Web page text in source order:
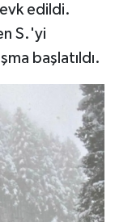
edildi.
S.'yi
başlatıldı.